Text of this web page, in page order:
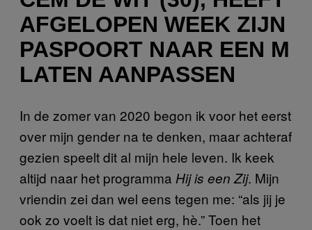
AFGELOPEN WEEK ZIJN
PASPOORT NAAR EEN M
LATEN AANPASSEN
In de zomer van 2020 begon ik voor het eerst
over mijn gender na te denken, maar achteraf
gezien speelt dit al mijn hele leven. Ik keek
altijd naar het programma Hij is een Zij. Mijn
vriendin zei dan wel eens tegen me: “als jij je
ook zo voelt is dat niet erg, hè.” Toen het